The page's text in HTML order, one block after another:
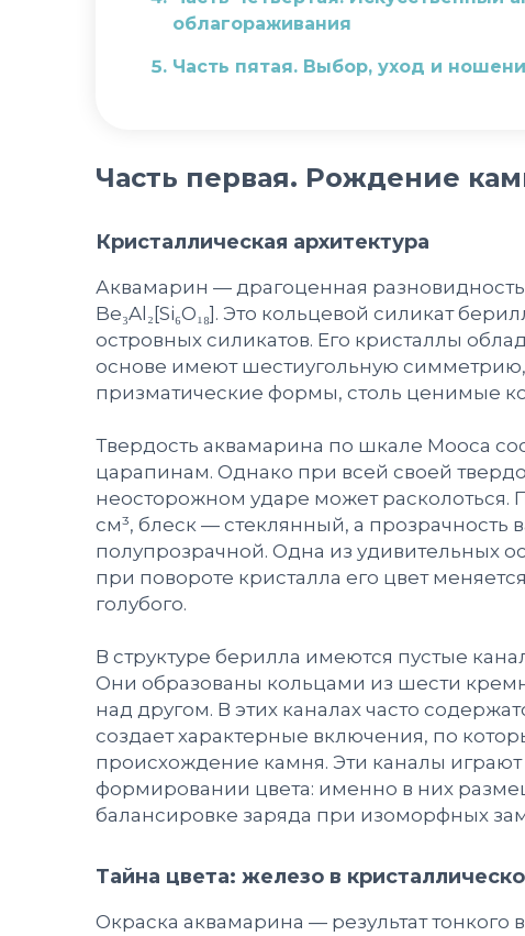
облагораживания
Часть пятая. Выбор, уход и
Часть первая. Рождение
Кристаллическая архитектура
Аквамарин — драгоценная
Be₃Al₂[Si₆O₁₈]. Это кольцевой силикат
островных силикатов. Его кристаллы
основе имеют шестиугольную
призматические формы, столь ценимые
Твердость аквамарина по шкале Мооса
царапинам. Однако при всей своей
неосторожном ударе может расколоться.
см³, блеск — стеклянный, а прозрачность
полупрозрачной. Одна из удивительных
при повороте кристалла его цвет
голубого.
В структуре берилла имеются пустые
Они образованы кольцами из шести
над другом. В этих каналах часто
создает характерные включения, по
происхождение камня. Эти каналы
формировании цвета: именно в них
балансировке заряда при изоморфных
Тайна цвета: железо в
Окраска аквамарина — результат